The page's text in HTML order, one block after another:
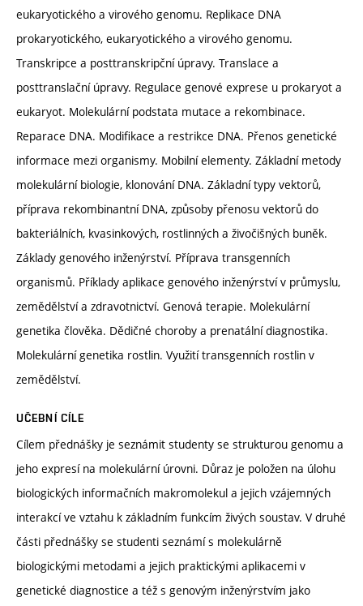
eukaryotického a virového genomu. Replikace DNA
prokaryotického, eukaryotického a virového genomu.
Transkripce a posttranskripční úpravy. Translace a
posttranslační úpravy. Regulace genové exprese u prokaryot a
eukaryot. Molekulární podstata mutace a rekombinace.
Reparace DNA. Modifikace a restrikce DNA. Přenos genetické
informace mezi organismy. Mobilní elementy. Základní metody
molekulární biologie, klonování DNA. Základní typy vektorů,
příprava rekombinantní DNA, způsoby přenosu vektorů do
bakteriálních, kvasinkových, rostlinných a živočišných buněk.
Základy genového inženýrství. Příprava transgenních
organismů. Příklady aplikace genového inženýrství v průmyslu,
zemědělství a zdravotnictví. Genová terapie. Molekulární
genetika člověka. Dědičné choroby a prenatální diagnostika.
Molekulární genetika rostlin. Využití transgenních rostlin v
zemědělství.
UČEBNÍ CÍLE
Cílem přednášky je seznámit studenty se strukturou genomu a
jeho expresí na molekulární úrovni. Důraz je položen na úlohu
biologických informačních makromolekul a jejich vzájemných
interakcí ve vztahu k základním funkcím živých soustav. V druhé
části přednášky se studenti seznámí s molekulárně
biologickými metodami a jejich praktickými aplikacemi v
genetické diagnostice a též s genovým inženýrstvím jako